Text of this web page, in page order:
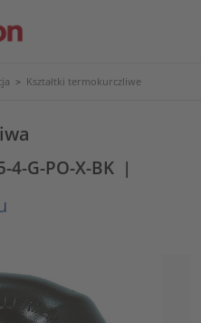
> Kształtki termokurczliwe
4-G-PO-X-BK |